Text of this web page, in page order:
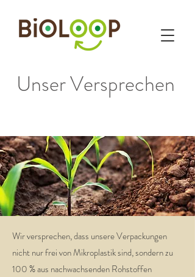
Unser Versprechen
Wir versprechen, dass unsere Verpackungen
nicht nur frei von Mikroplastik sind, sondern zu
100 % aus nachwachsenden Rohstoffen